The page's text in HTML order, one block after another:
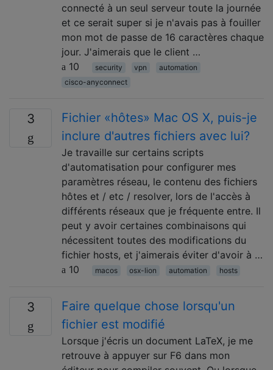
connecté à un seul serveur toute la journée
et ce serait super si je n'avais pas à fouiller
mon mot de passe de 16 caractères chaque
jour. J'aimerais que le client …
10
security vpn
automation
cisco-anyconnect
3
Fichier «hôtes» Mac OS X, puis-je
inclure d'autres fichiers avec lui?
Je travaille sur certains scripts
d'automatisation pour configurer mes
paramètres réseau, le contenu des fichiers
hôtes et / etc / resolver, lors de l'accès à
différents réseaux que je fréquente entre. Il
peut y avoir certaines combinaisons qui
nécessitent toutes des modifications du
fichier hosts, et j'aimerais éviter d'avoir à …
10
macos osx-lion automation hosts
3
Faire quelque chose lorsqu'un
fichier est modifié
Lorsque j'écris un document LaTeX, je me
retrouve à appuyer sur F6 dans mon